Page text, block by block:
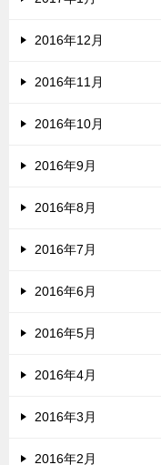
2016年12月
2016年11月
2016年10月
2016年9月
2016年8月
2016年7月
2016年6月
2016年5月
2016年4月
2016年3月
2016年2月